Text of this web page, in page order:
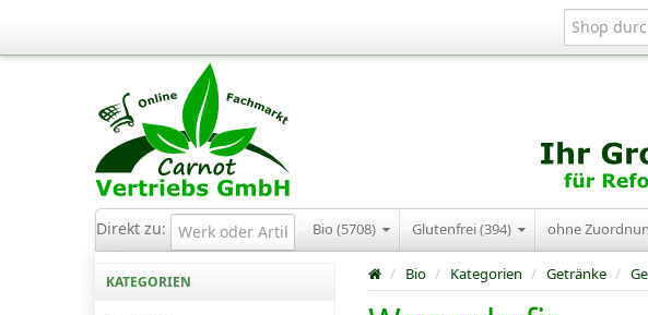
Direkt zu: Bio (5708) Glutenfrei (394) ohne
KATEGORIEN / Bio / Kategorien / Getränke /